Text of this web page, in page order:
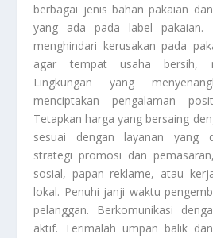
berbagai jenis bahan pakaian
yang ada pada label pakaian.
menghindari kerusakan pada
agar tempat usaha bersih,
Lingkungan yang
menciptakan pengalaman
Tetapkan harga yang bersaing
sesuai dengan layanan yang
strategi promosi dan
sosial, papan reklame, atau
lokal. Penuhi janji waktu
pelanggan. Berkomunikasi
aktif. Terimalah umpan balik